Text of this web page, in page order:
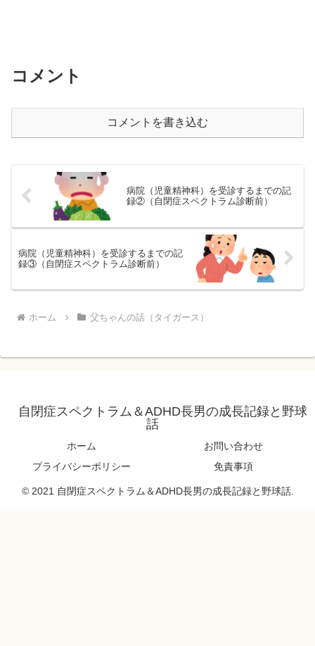
コメント
コメントを書き込む
病院（児童精神科）を受診するまでの記
録②（自閉症スペクトラム診断前）
病院（児童精神科）を受診するまでの記
録③（自閉症スペクトラム診断前）
ホーム 父ちゃんの話（タイガース）
自閉症スペクトラム＆ADHD長男の成長記録と野球
話
ホーム
お問い合わせ
プライバシーポリシー
免責事項
© 2021 自閉症スペクトラム＆ADHD長男の成長記録と野球話.